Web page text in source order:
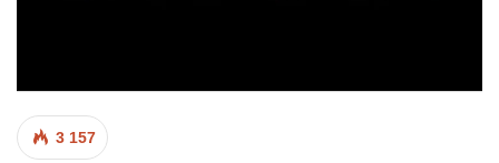
3 157